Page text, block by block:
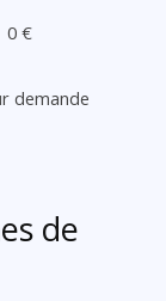
0 €
demande
de